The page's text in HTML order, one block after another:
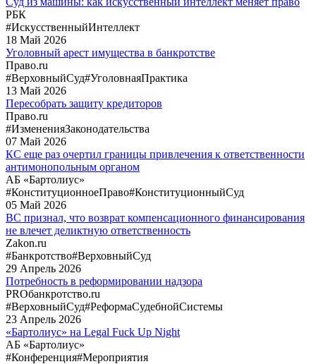
РБК
#ИскусственныйИнтеллект
18 Май 2026
Уголовный арест имущества в банкротстве
Право.ru
#ВерховныйСуд#УголовнаяПрактика
13 Май 2026
Пересобрать защиту кредиторов
Право.ru
#ИзмененияЗаконодательства
07 Май 2026
КС еще раз очертил границы привлечения к ответственности
антимонопольным органом
АБ «Бартолиус»
#КонституционноеПраво#КонституционныйСуд
05 Май 2026
ВС признал, что возврат компенсационного финансирования
не влечет деликтную ответственность
Zakon.ru
#Банкротство#ВерховныйСуд
29 Апрель 2026
Потребность в реформировании надзора
PROбанкротство.ru
#ВерховныйСуд#РеформаСудебнойСистемы
23 Апрель 2026
«Бартолиус» на Legal Fuck Up Night
АБ «Бартолиус»
#Конференция#Мероприятия